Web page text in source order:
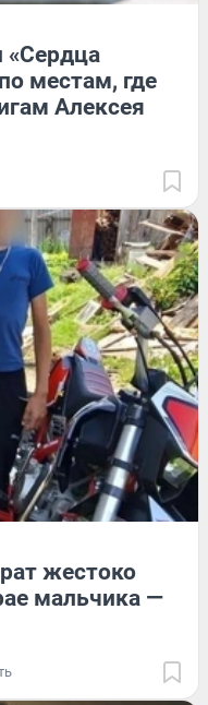
«Сердца
местам, где
Алексея
жестоко
мальчика —